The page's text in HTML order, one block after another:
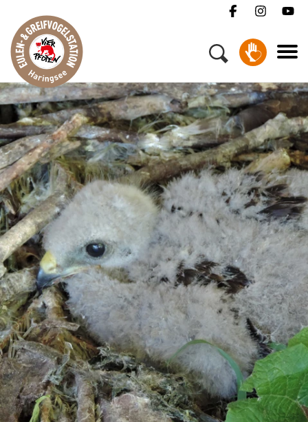
Ihr Besuch
Wildtiere & Tierschutz
Über uns
Helfen
Jobs
FAQ
Kontakt
Spenden